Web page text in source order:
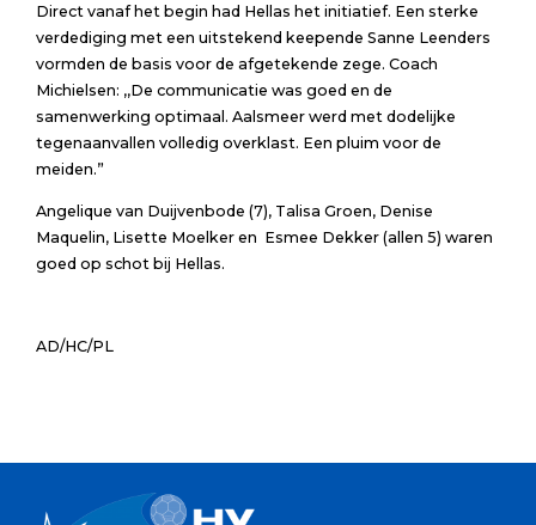
Direct vanaf het begin had Hellas het initiatief. Een sterke
verdediging met een uitstekend keepende Sanne Leenders
vormden de basis voor de afgetekende zege. Coach
Michielsen: ,,De communicatie was goed en de
samenwerking optimaal. Aalsmeer werd met dodelijke
tegenaanvallen volledig overklast. Een pluim voor de
meiden.”
Angelique van Duijvenbode (7), Talisa Groen, Denise
Maquelin, Lisette Moelker en Esmee Dekker (allen 5) waren
goed op schot bij Hellas.
AD/HC/PL